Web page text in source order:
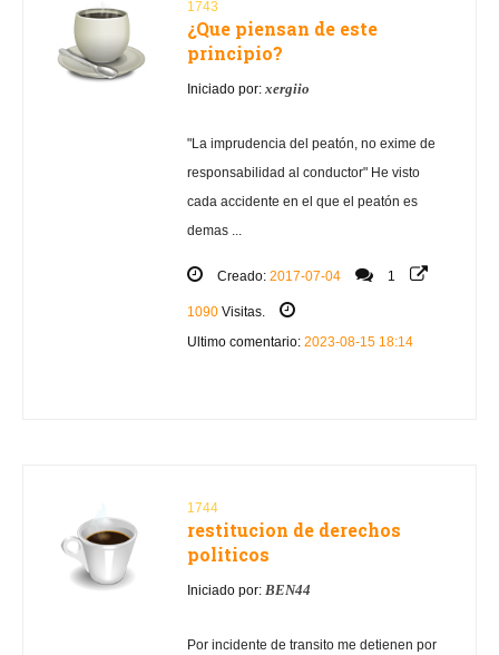
1743
¿Que piensan de este
principio?
Iniciado por: xergiio
"La imprudencia del peatón, no exime de
responsabilidad al conductor" He visto
cada accidente en el que el peatón es
demas ...
Creado: 2017-07-04 1
1090 Visitas.
Ultimo comentario: 2023-08-15 18:14
1744
restitucion de derechos
politicos
Iniciado por: BEN44
Por incidente de transito me detienen por